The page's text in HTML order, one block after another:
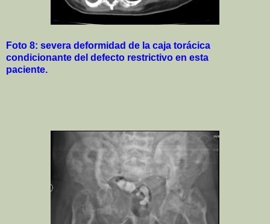
Foto 8: severa deformidad de la caja torácica
condicionante del defecto restrictivo en esta
paciente.